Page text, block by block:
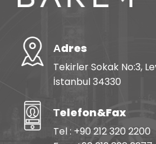
Аdres
Tekirler Sokak No:3,
İstanbul 34330
Тelefon&Fax
Tel : +90 212 320 2200